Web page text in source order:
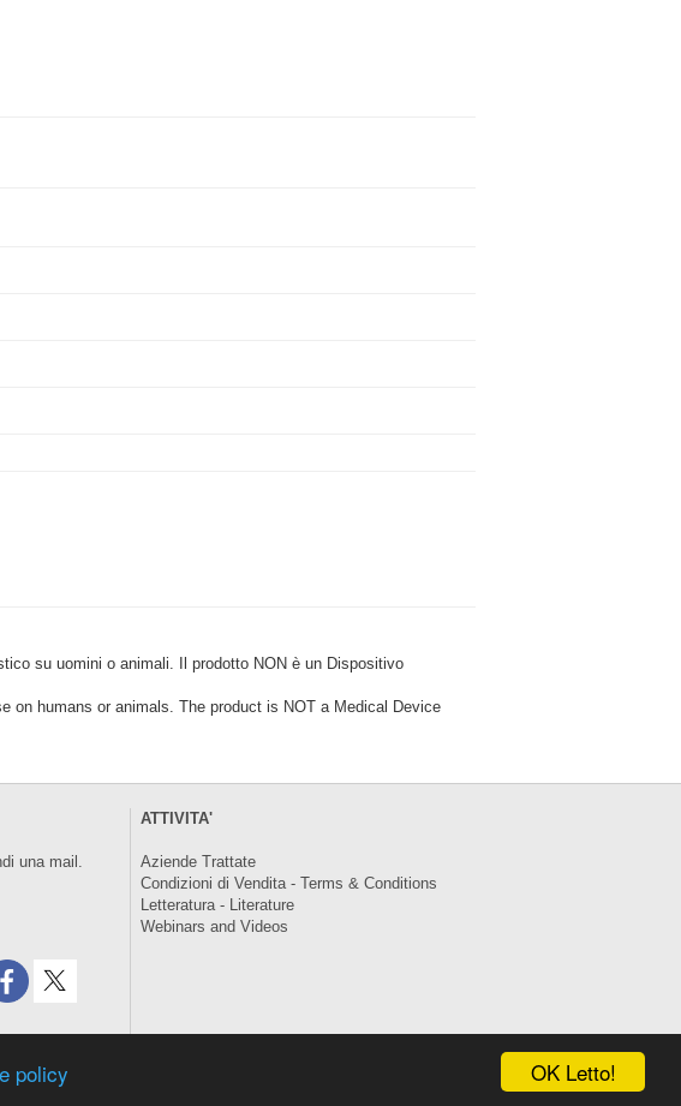
OK Letto!
policy
su uomini o animali. Il prodotto NON è un Dispositivo
on humans or animals. The product is NOT a Medical Device
una mail.
ATTIVITA'
Aziende Trattate
Condizioni di Vendita - Terms & Conditions
Letteratura - Literature
Webinars and Videos